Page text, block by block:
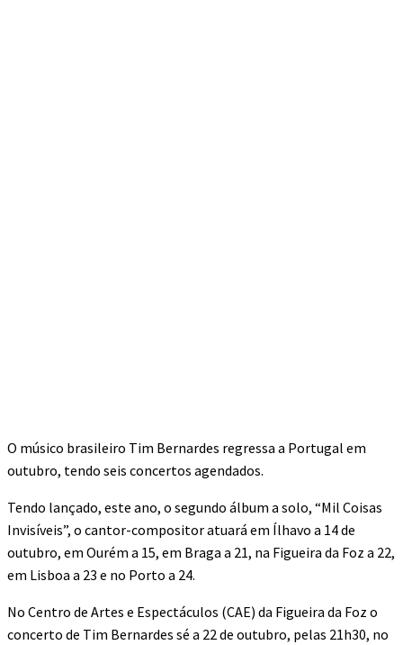
O músico brasileiro Tim Bernardes regressa a Portugal em
outubro, tendo seis concertos agendados.
Tendo lançado, este ano, o segundo álbum a solo, “Mil Coisas
Invisíveis”, o cantor-compositor atuará em Ílhavo a 14 de
outubro, em Ourém a 15, em Braga a 21, na Figueira da Foz a 22,
em Lisboa a 23 e no Porto a 24.
No Centro de Artes e Espectáculos (CAE) da Figueira da Foz o
concerto de Tim Bernardes sé a 22 de outubro, pelas 21h30, no